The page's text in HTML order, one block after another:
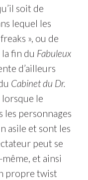
soit de
lequel les
», ou de
la fin du Fabuleux
d’ailleurs
Cabinet du Dr.
le
les personnages
asile et sont les
peut se
et ainsi
propre twist